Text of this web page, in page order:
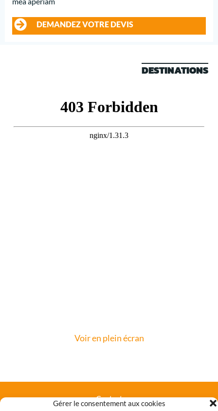
Gérer le consentement aux cookies
DEMANDEZ VOTRE DEVIS
DESTINATIONS
Voir en plein écran
Contact